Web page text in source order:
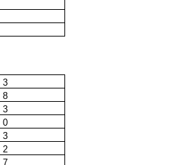
3
8
3
0
3
2
7